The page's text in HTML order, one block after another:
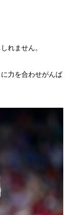
れません。
力を合わせがんば